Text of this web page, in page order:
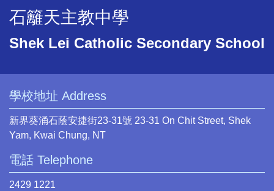
石籬天主教中學
Shek Lei Catholic Secondary School
學校地址 Address
新界葵涌石蔭安捷街23-31號 23-31 On Chit Street, Shek
Yam, Kwai Chung, NT
電話 Telephone
2429 1221